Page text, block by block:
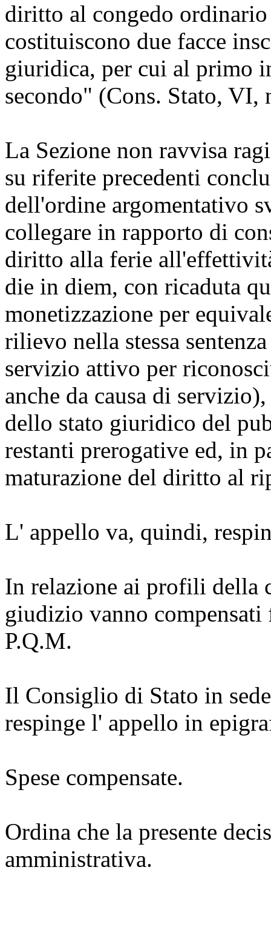
diritto al congedo
costituiscono due facce
giuridica, per cui al primo
secondo" (Cons. Stato, VI,
La Sezione non ravvisa
su riferite precedenti
dell'ordine argomentativo
collegare in rapporto di
diritto alla ferie
die in diem, con ricaduta
monetizzazione per
rilievo nella stessa
servizio attivo per
anche da causa di
dello stato giuridico del
restanti prerogative ed, in
maturazione del diritto al
L' appello va, quindi,
In relazione ai profili della
giudizio vanno compensati
P.Q.M.
Il Consiglio di Stato in
respinge l' appello in
Spese compensate.
Ordina che la presente
amministrativa.